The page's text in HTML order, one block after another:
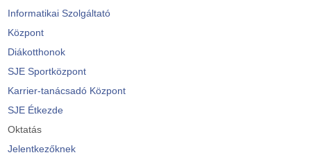
Informatikai Szolgáltató
Központ
Diákotthonok
SJE Sportközpont
Karrier-tanácsadó Központ
SJE Étkezde
Oktatás
Jelentkezőknek